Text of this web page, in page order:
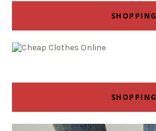
SHOPPING
SHOPPING